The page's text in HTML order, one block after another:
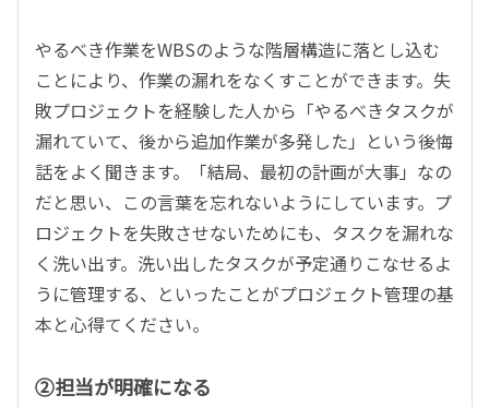
やるべき作業をWBSのような階層構造に落とし込む
ことにより、作業の漏れをなくすことができます。失
敗プロジェクトを経験した人から「やるべきタスクが
漏れていて、後から追加作業が多発した」という後悔
話をよく聞きます。「結局、最初の計画が大事」なの
だと思い、この言葉を忘れないようにしています。プ
ロジェクトを失敗させないためにも、タスクを漏れな
く洗い出す。洗い出したタスクが予定通りこなせるよ
うに管理する、といったことがプロジェクト管理の基
本と心得てください。
②担当が明確になる